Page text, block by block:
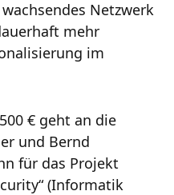
Netzwerk
mehr
im
€ geht an die
und Bernd
für das Projekt
(Informatik